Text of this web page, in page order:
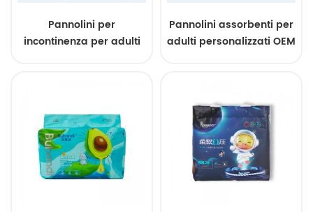
Pannolini per
incontinenza per adulti
Pannolini assorbenti per
adulti personalizzati OEM